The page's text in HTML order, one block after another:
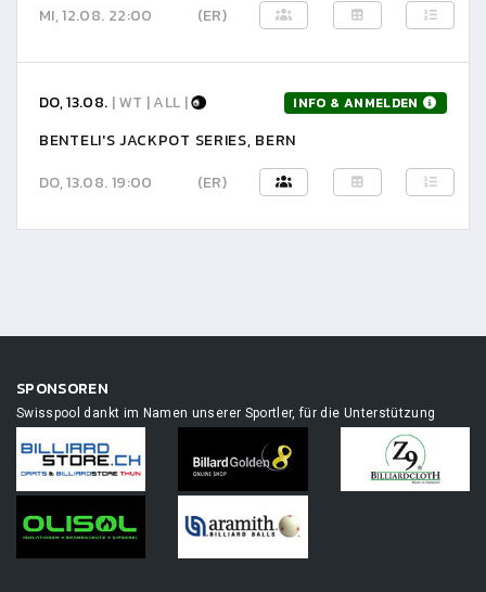
MI, 12.08. 22:00
(ER)
DO, 13.08. | WT | ALL | INFO & ANMELDEN
BENTELI'S JACKPOT SERIES, BERN
DO, 13.08. 19:00
(ER)
SPONSOREN
Swisspool dankt im Namen unserer Sportler, für die Unterstützung